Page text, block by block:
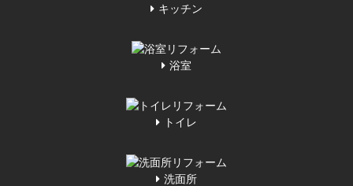
キッチン
浴室
トイレ
洗面所